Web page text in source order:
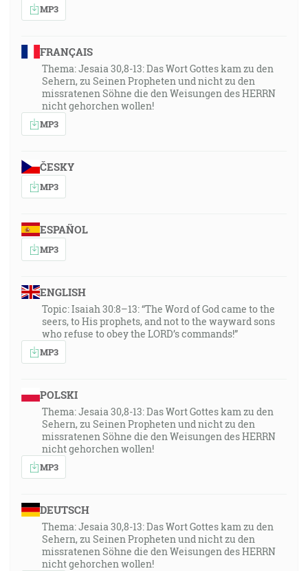
MP3
FRANÇAIS
Thema: Jesaia 30,8-13: Das Wort Gottes kam zu den
Sehern, zu Seinen Propheten und nicht zu den
missratenen Söhne die den Weisungen des HERRN
nicht gehorchen wollen!
MP3
ČESKY
MP3
ESPAÑOL
MP3
ENGLISH
Topic: Isaiah 30:8–13: “The Word of God came to the
seers, to His prophets, and not to the wayward sons
who refuse to obey the LORD’s commands!”
MP3
POLSKI
Thema: Jesaia 30,8-13: Das Wort Gottes kam zu den
Sehern, zu Seinen Propheten und nicht zu den
missratenen Söhne die den Weisungen des HERRN
nicht gehorchen wollen!
MP3
DEUTSCH
Thema: Jesaia 30,8-13: Das Wort Gottes kam zu den
Sehern, zu Seinen Propheten und nicht zu den
missratenen Söhne die den Weisungen des HERRN
nicht gehorchen wollen!